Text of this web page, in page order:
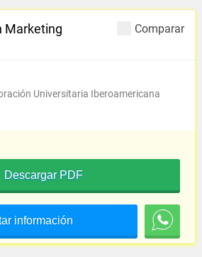
Comparar
Marketing
Universitaria Iberoamericana
Descargar PDF
información